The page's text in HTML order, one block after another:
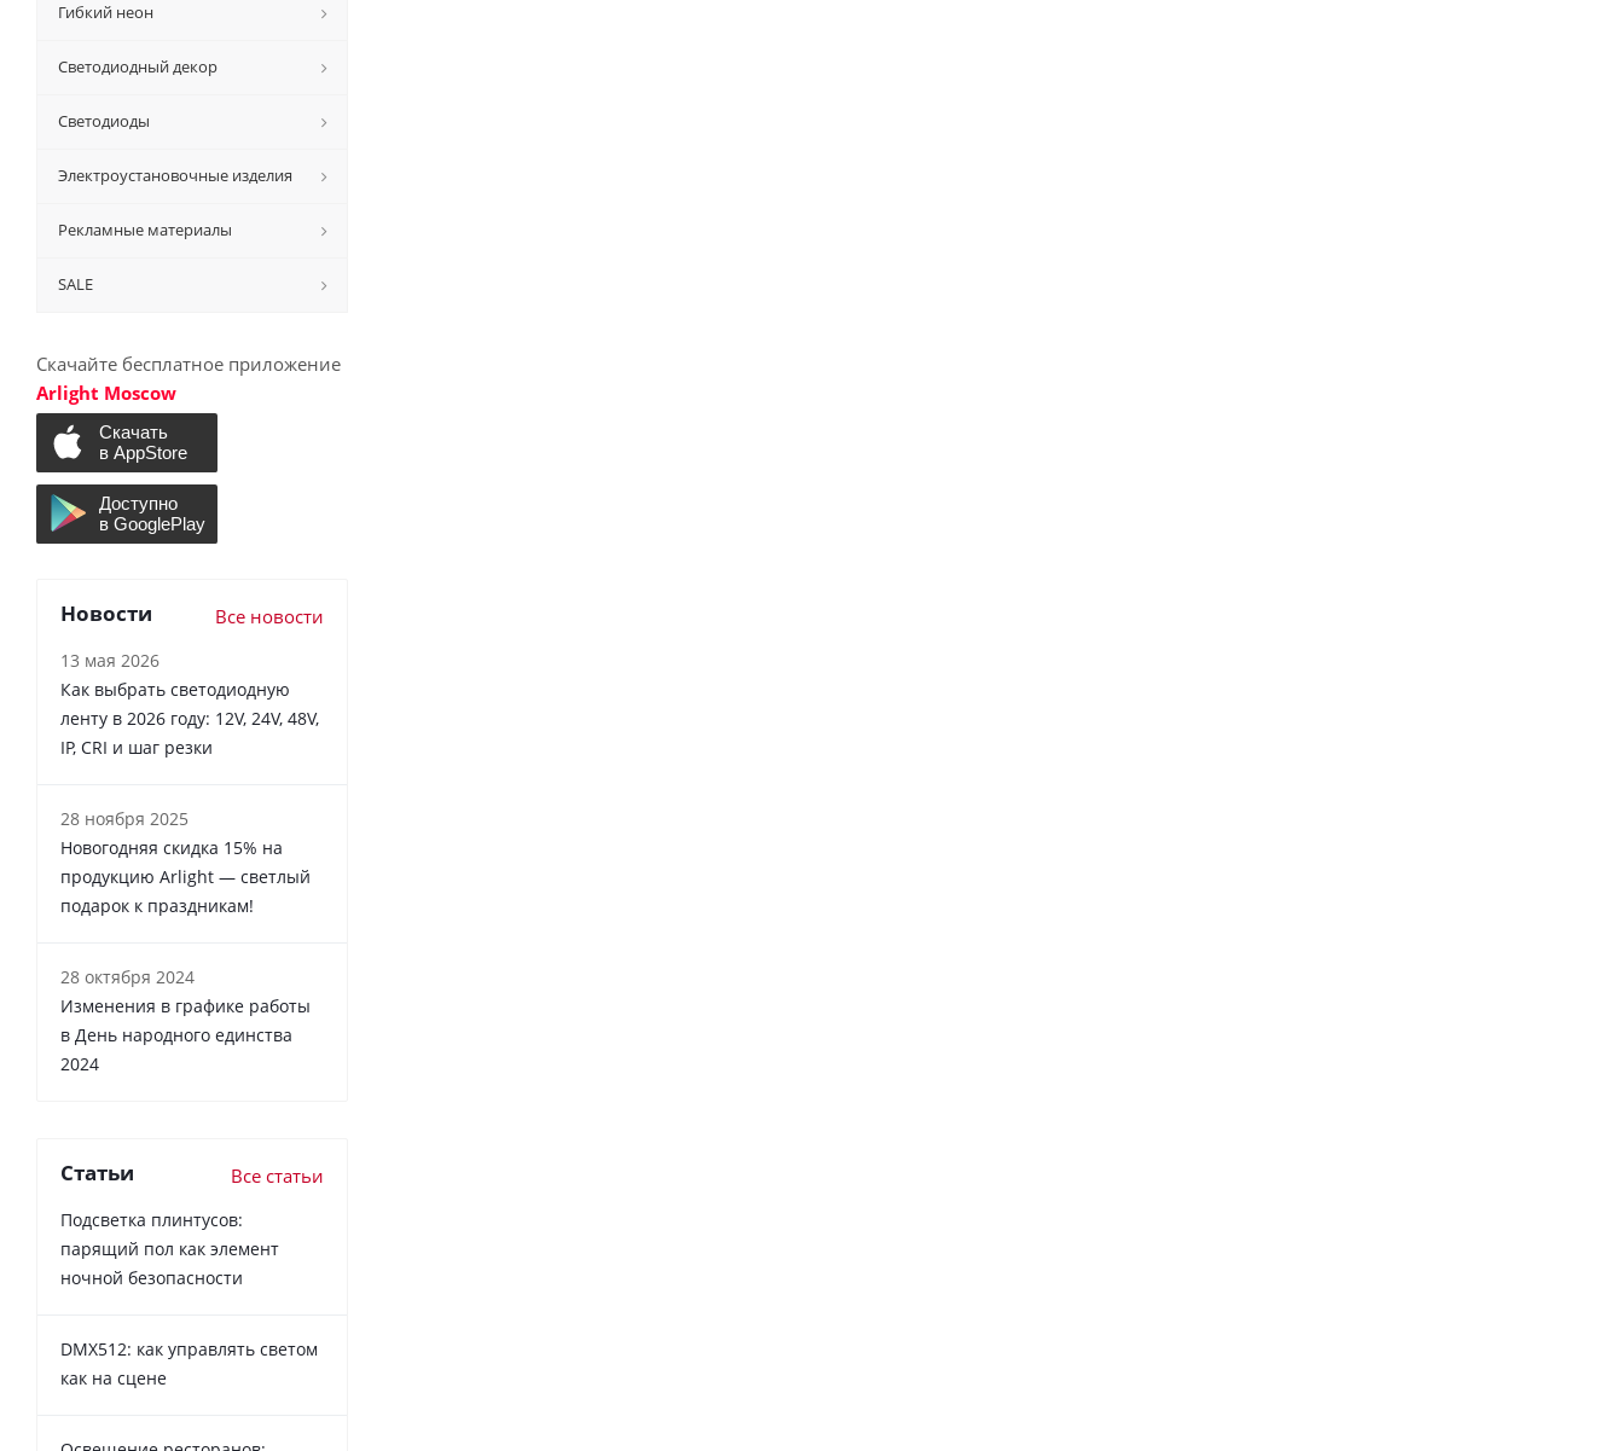
Гибкий неон
Светодиодный декор
Светодиоды
Электроустановочные изделия
Рекламные материалы
SALE
Скачайте бесплатное приложение
Arlight Moscow
Новости Все новости
13 мая 2026
Как выбрать светодиодную
ленту в 2026 году: 12V, 24V, 48V,
IP, CRI и шаг резки
28 ноября 2025
Новогодняя скидка 15% на
продукцию Arlight — светлый
подарок к праздникам!
28 октября 2024
Изменения в графике работы
в День народного единства
2024
Статьи Все статьи
Подсветка плинтусов:
парящий пол как элемент
ночной безопасности
DMX512: как управлять светом
как на сцене